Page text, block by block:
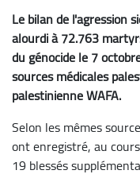
Le bilan de l'agression
alourdi à 72.763
du génocide le 7
sources médicales
palestinienne WAFA.
Selon les mêmes
ont enregistré, au
19 blessés